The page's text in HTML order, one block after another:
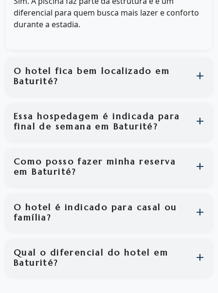
diferencial para quem busca mais lazer e conforto
durante a estadia.
O hotel fica bem localizado em
Baturité?
Essa hospedagem é indicada para
final de semana em Baturité?
Como posso fazer minha reserva
em Baturité?
O hotel é indicado para casal ou
família?
Qual o diferencial do hotel em
Baturité?